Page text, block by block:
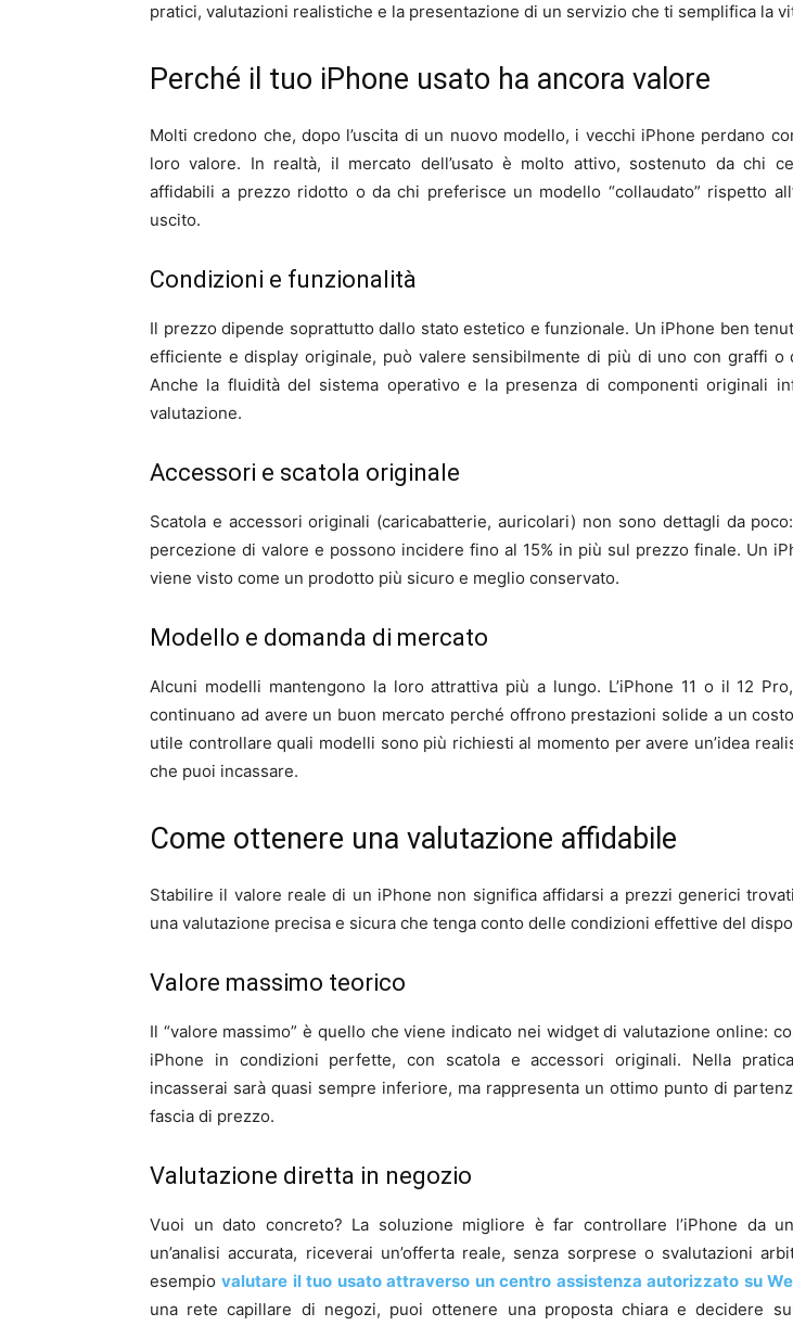
pratici, valutazioni realistiche e la presentazione di un servizio che ti semplifica la
Perché il tuo iPhone usato ha ancora valore
Molti credono che, dopo l’uscita di un nuovo modello, i vecchi iPhone perdano
loro valore. In realtà, il mercato dell’usato è molto attivo, sostenuto da chi
affidabili a prezzo ridotto o da chi preferisce un modello “collaudato” rispetto
uscito.
Condizioni e funzionalità
Il prezzo dipende soprattutto dallo stato estetico e funzionale. Un iPhone ben
efficiente e display originale, può valere sensibilmente di più di uno con graffi o
Anche la fluidità del sistema operativo e la presenza di componenti originali
valutazione.
Accessori e scatola originale
Scatola e accessori originali (caricabatterie, auricolari) non sono dettagli da
percezione di valore e possono incidere fino al 15% in più sul prezzo finale. Un
viene visto come un prodotto più sicuro e meglio conservato.
Modello e domanda di mercato
Alcuni modelli mantengono la loro attrattiva più a lungo. L’iPhone 11 o il 12
continuano ad avere un buon mercato perché offrono prestazioni solide a un
utile controllare quali modelli sono più richiesti al momento per avere un’idea
che puoi incassare.
Come ottenere una valutazione affidabile
Stabilire il valore reale di un iPhone non significa affidarsi a prezzi generici
una valutazione precisa e sicura che tenga conto delle condizioni effettive del
Valore massimo teorico
Il “valore massimo” è quello che viene indicato nei widget di valutazione online:
iPhone in condizioni perfette, con scatola e accessori originali. Nella
incasserai sarà quasi sempre inferiore, ma rappresenta un ottimo punto di
fascia di prezzo.
Valutazione diretta in negozio
Vuoi un dato concreto? La soluzione migliore è far controllare l’iPhone da
un’analisi accurata, riceverai un’offerta reale, senza sorprese o svalutazioni
esempiovalutare il tuo usato attraverso un centro assistenza autorizzato su
una rete capillare di negozi, puoi ottenere una proposta chiara e decidere